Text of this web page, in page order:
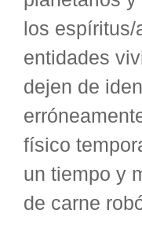
los espíritus/
entidades
dejen de
físico
un tiempo y
de carne